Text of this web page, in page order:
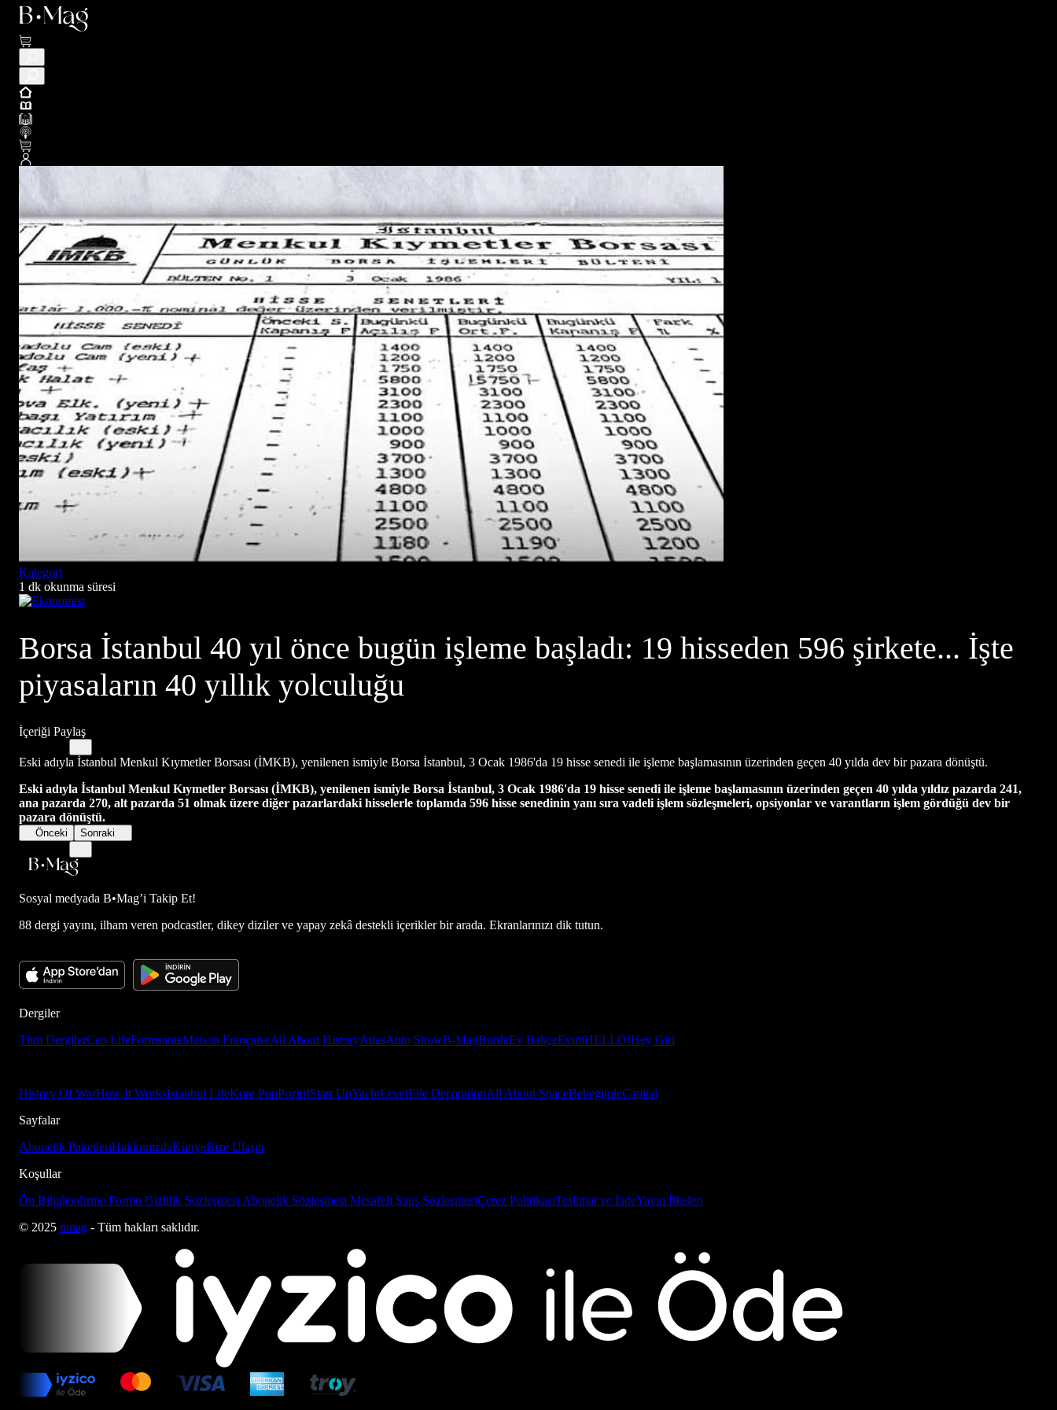
Kategori
1 dk okunma süresi
Borsa İstanbul 40 yıl önce bugün işleme başladı: 19 hisseden 596 şirkete... İşte
piyasaların 40 yıllık yolculuğu
İçeriği Paylaş
Eski adıyla İstanbul Menkul Kıymetler Borsası (İMKB), yenilenen ismiyle Borsa İstanbul, 3 Ocak 1986'da 19 hisse senedi ile işleme başlamasının üzerinden geçen 40 yılda dev bir pazara dönüştü.
Eski adıyla İstanbul Menkul Kıymetler Borsası (İMKB), yenilenen ismiyle Borsa İstanbul, 3 Ocak 1986'da 19 hisse senedi ile işleme başlamasının üzerinden geçen 40 yılda yıldız pazarda 241,
ana pazarda 270, alt pazarda 51 olmak üzere diğer pazarlardaki hisselerle toplamda 596 hisse senedinin yanı sıra vadeli işlem sözleşmeleri, opsiyonlar ve varantların işlem gördüğü dev bir
pazara dönüştü.
Önceki Sonraki
Sosyal medyada B•Mag’i Takip Et!
88 dergi yayını, ilham veren podcastler, dikey diziler ve yapay zekâ destekli içerikler bir arada. Ekranlarınızı dik tutun.
Dergiler
Tüm DergilerCeo LifeFormsanteMaison FrançaiseAll About HistoryAtlasAuto ShowB-MagBurdaEv BahçeEvimHELLO!Hey Girl
History Of WarHow It Worksİstanbul LifeKore PopPozitifStart UpYachtLevelElle DecorationAll About SpaceBebeğimleCapital
Sayfalar
Abonelik PaketleriHakkımızdaKünyeBize Ulaşın
Koşullar
Ön Bilgilendirme Formu Gizlilik Sözleşmesi Abonelik Sözleşmesi Mesafeli Satış SözleşmesiÇerez PolitikasıTeslimat ve İadeYayın İlkeleri
© 2025 bmag - Tüm hakları saklıdır.